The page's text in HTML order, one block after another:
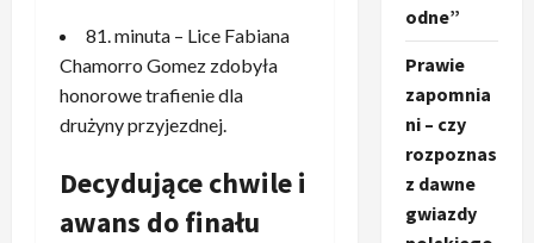
81. minuta – Lice Fabiana
Chamorro Gomez zdobyła
honorowe trafienie dla
drużyny przyjezdnej.
Decydujące chwile i
awans do finału
odne”
Prawie
zapomnia
ni – czy
rozpoznas
z dawne
gwiazdy